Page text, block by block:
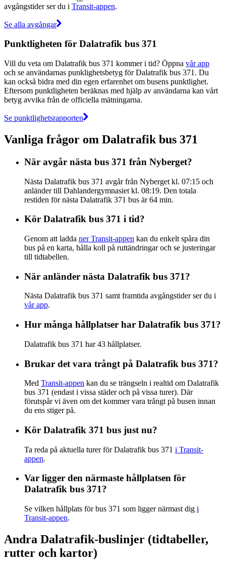
avgångstider ser du i Transit-appen.
Se alla avgångar
Punktligheten för Dalatrafik bus 371
Vill du veta om Dalatrafik bus 371 kommer i tid? Öppna vår app
och se användarnas punklighetsbetyg för Dalatrafik bus 371. Du
kan också bidra med din egen erfarenhet om busens punktlighet.
Eftersom punktligheten beräknas med hjälp av användarna kan vårt
betyg avvika från de officiella mätningarna.
Se punktlighetsrapporten
Vanliga frågor om Dalatrafik bus 371
När avgår nästa bus 371 från Nyberget?
Nästa Dalatrafik bus 371 avgår från Nyberget kl. 07:15 och
anländer till Dahlandergymnasiet kl. 08:19. Den totala
restiden för nästa Dalatrafik 371 bus är 64 min.
Kör Dalatrafik bus 371 i tid?
Genom att ladda ner Transit-appen kan du enkelt spåra din
bus på en karta, hålla koll på ruttändringar och se justeringar
till tidtabellen.
När anländer nästa Dalatrafik bus 371?
Nästa Dalatrafik bus 371 samt framtida avgångstider ser du i
vår app.
Hur många hållplatser har Dalatrafik bus 371?
Dalatrafik bus 371 har 43 hållplatser.
Brukar det vara trångt på Dalatrafik bus 371?
Med Transit-appen kan du se trängseln i realtid om Dalatrafik
bus 371 (endast i vissa städer och på vissa turer). Där
förutspår vi även om det kommer vara trångt på busen innan
du ens stiger på.
Kör Dalatrafik 371 bus just nu?
Ta reda på aktuella turer för Dalatrafik bus 371 i Transit-
appen.
Var ligger den närmaste hållplatsen för
Dalatrafik bus 371?
Se vilken hållplats för bus 371 som ligger närmast dig i
Transit-appen.
Andra Dalatrafik-buslinjer (tidtabeller,
rutter och kartor)